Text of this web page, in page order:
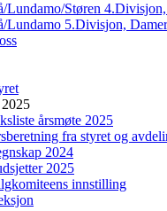
Lundamo/Støren
Lundamo 5.Divisjon, Damer
årsmøte 2025
fra styret og
2024
2025
innstilling